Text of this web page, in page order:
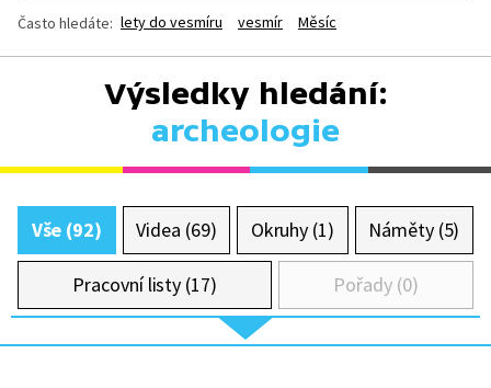
Často hledáte: lety do vesmíru vesmír Měsíc
Výsledky hledání:
archeologie
Vše (92) Videa (69) Okruhy (1) Náměty (5)
Pracovní listy (17) Pořady (0)